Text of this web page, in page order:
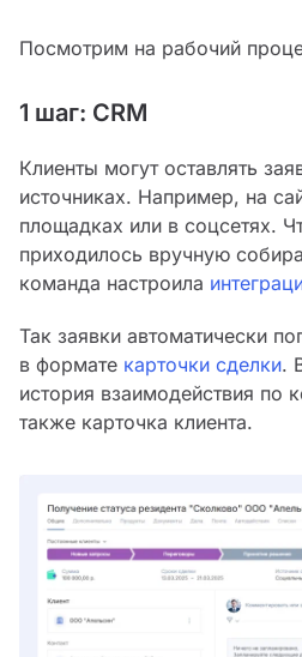
Посмотрим на рабочий
1 шаг: CRM
Клиенты могут оставлять
источниках. Например, на
площадках или в соцсетях.
приходилось вручную
команда настроила
Так заявки автоматически
в формате карточки сделки.
история взаимодействия по
также карточка клиента.